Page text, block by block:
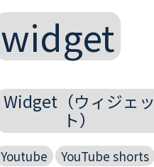
widget
Widget（ウィジェッ
ト）
Youtube YouTube shorts